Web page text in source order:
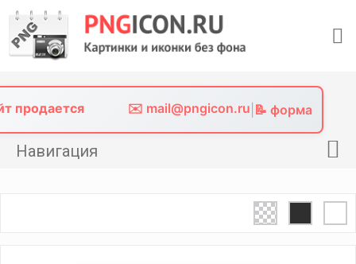
content
продается ✉️ mail@pngicon.ru 📝 форма
Навигация